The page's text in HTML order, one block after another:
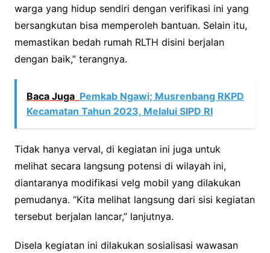
warga yang hidup sendiri dengan verifikasi ini yang
bersangkutan bisa memperoleh bantuan. Selain itu,
memastikan bedah rumah RLTH disini berjalan
dengan baik,” terangnya.
Baca Juga Pemkab Ngawi; Musrenbang RKPD
Kecamatan Tahun 2023, Melalui SIPD RI
Tidak hanya verval, di kegiatan ini juga untuk
melihat secara langsung potensi di wilayah ini,
diantaranya modifikasi velg mobil yang dilakukan
pemudanya. “Kita melihat langsung dari sisi kegiatan
tersebut berjalan lancar,” lanjutnya.
Disela kegiatan ini dilakukan sosialisasi wawasan